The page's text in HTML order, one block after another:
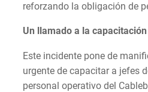
reforzando la obligación de
Un llamado a la capacitación
Este incidente pone de
urgente de capacitar a jefes
personal operativo del